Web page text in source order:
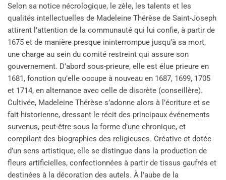
Selon sa notice nécrologique, le zèle, les talents et les
qualités intellectuelles de Madeleine Thérèse de Saint-Joseph
attirent l’attention de la communauté qui lui confie, à partir de
1675 et de manière presque ininterrompue jusqu’à sa mort,
une charge au sein du comité restreint qui assure son
gouvernement. D’abord sous-prieure, elle est élue prieure en
1681, fonction qu’elle occupe à nouveau en 1687, 1699, 1705
et 1714, en alternance avec celle de discrète (conseillère).
Cultivée, Madeleine Thérèse s’adonne alors à l’écriture et se
fait historienne, dressant le récit des principaux événements
survenus, peut-être sous la forme d’une chronique, et
compilant des biographies des religieuses. Créative et dotée
d’un sens artistique, elle se distingue dans la production de
fleurs artificielles, confectionnées à partir de tissus gaufrés et
destinées à la décoration des autels. À l’aube de la